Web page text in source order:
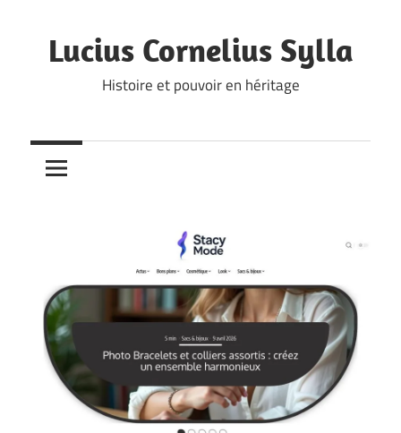
content
Lucius Cornelius Sylla
Histoire et pouvoir en héritage